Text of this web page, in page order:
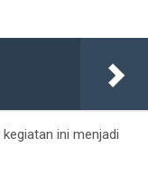
ini menjadi